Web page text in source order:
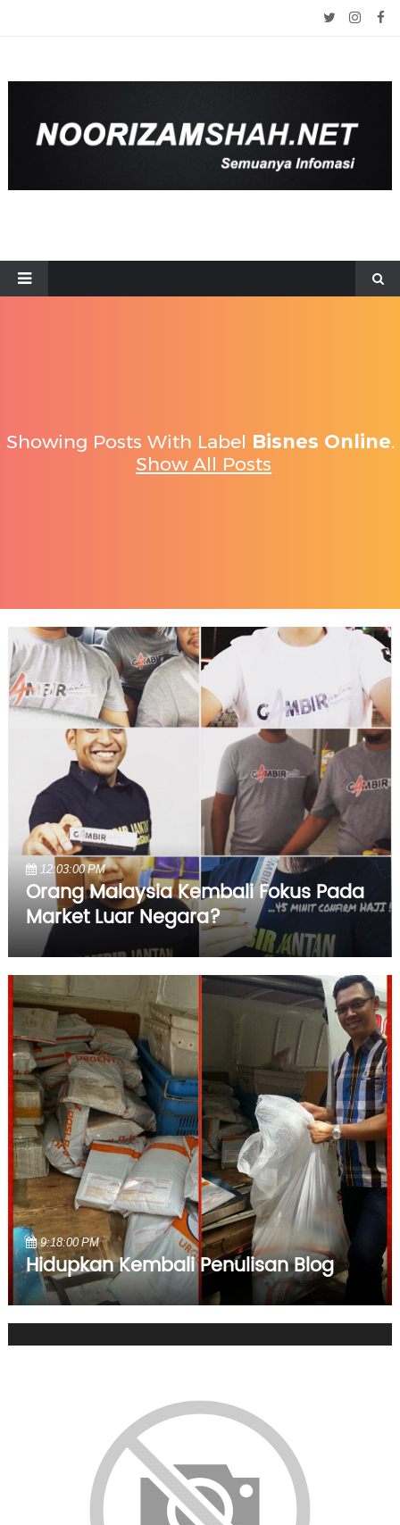
Showing Posts With Label Bisnes Online.
Show All Posts
12:03:00 PM
Orang Malaysia Kembali Fokus Pada
Market Luar Negara?
9:18:00 PM
Hidupkan Kembali Penulisan Blog